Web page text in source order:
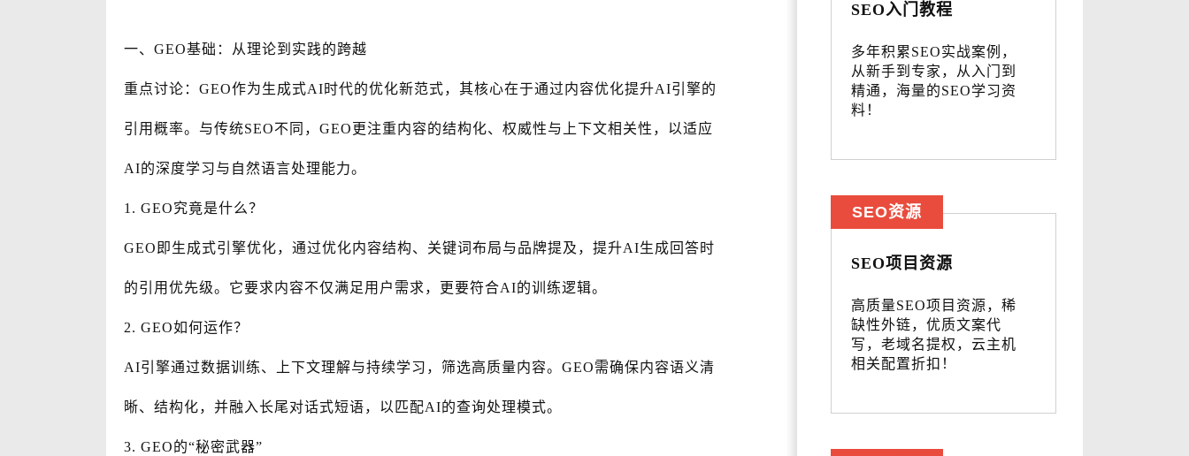
一、GEO基础：从理论到实践的跨越
重点讨论：GEO作为生成式AI时代的优化新范式，其核心在于通过内容优化提升AI引擎的
引用概率。与传统SEO不同，GEO更注重内容的结构化、权威性与上下文相关性，以适应
AI的深度学习与自然语言处理能力。
1. GEO究竟是什么？
GEO即生成式引擎优化，通过优化内容结构、关键词布局与品牌提及，提升AI生成回答时
的引用优先级。它要求内容不仅满足用户需求，更要符合AI的训练逻辑。
2. GEO如何运作？
AI引擎通过数据训练、上下文理解与持续学习，筛选高质量内容。GEO需确保内容语义清
晰、结构化，并融入长尾对话式短语，以匹配AI的查询处理模式。
3. GEO的“秘密武器”
SEO入门教程
多年积累SEO实战案例，
从新手到专家，从入门到
精通，海量的SEO学习资
料！
SEO项目资源
高质量SEO项目资源，稀
缺性外链，优质文案代
写，老域名提权，云主机
相关配置折扣！
SEO资源